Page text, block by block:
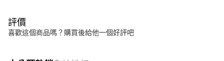
評價
喜歡這個商品嗎？購買後給他一個好評吧